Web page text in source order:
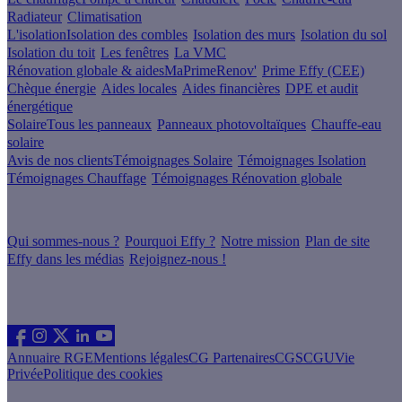
Radiateur Climatisation
L'isolationIsolation des combles Isolation des murs Isolation du sol
Isolation du toit Les fenêtres La VMC
Rénovation globale & aidesMaPrimeRenov' Prime Effy (CEE)
Chèque énergie Aides locales Aides financières DPE et audit
énergétique
SolaireTous les panneaux Panneaux photovoltaïques Chauffe-eau
solaire
Avis de nos clientsTémoignages Solaire Témoignages Isolation
Témoignages Chauffage Témoignages Rénovation globale
Qui sommes-nous ? Pourquoi Effy ? Notre mission Plan de site
Effy dans les médias Rejoignez-nous !
Annuaire RGEMentions légalesCG PartenairesCGSCGUVie
PrivéePolitique des cookies